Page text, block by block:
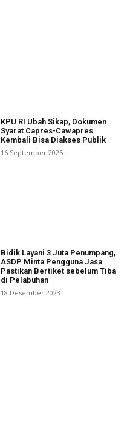
KPU RI Ubah Sikap, Dokumen
Syarat Capres-Cawapres
Kembali Bisa Diakses Publik
16 September 2025
Bidik Layani 3 Juta Penumpang,
ASDP Minta Pengguna Jasa
Pastikan Bertiket sebelum Tiba
di Pelabuhan
18 Desember 2023